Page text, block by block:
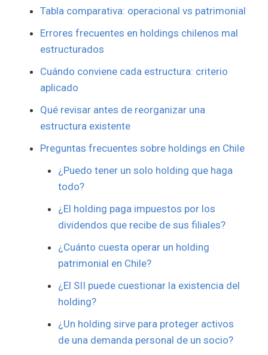
Tabla comparativa: operacional vs patrimonial
Errores frecuentes en holdings chilenos mal
estructurados
Cuándo conviene cada estructura: criterio
aplicado
Qué revisar antes de reorganizar una
estructura existente
Preguntas frecuentes sobre holdings en Chile
¿Puedo tener un solo holding que haga
todo?
¿El holding paga impuestos por los
dividendos que recibe de sus filiales?
¿Cuánto cuesta operar un holding
patrimonial en Chile?
¿El SII puede cuestionar la existencia del
holding?
¿Un holding sirve para proteger activos
de una demanda personal de un socio?